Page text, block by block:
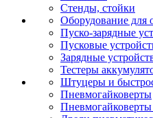
Стенды, стойки
Оборудование
Пуско-зарядные
Пусковые
Зарядные
Тестеры
Штуцеры и
Пневмогайковерты